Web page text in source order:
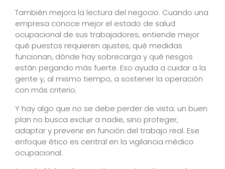
También mejora la lectura del negocio. Cuando una
empresa conoce mejor el estado de salud
ocupacional de sus trabajadores, entiende mejor
qué puestos requieren ajustes, qué medidas
funcionan, dónde hay sobrecarga y qué riesgos
están pegando más fuerte. Eso ayuda a cuidar a la
gente y, al mismo tiempo, a sostener la operación
con más criterio.
Y hay algo que no se debe perder de vista: un buen
plan no busca excluir a nadie, sino proteger,
adaptar y prevenir en función del trabajo real. Ese
enfoque ético es central en la vigilancia médico
ocupacional.